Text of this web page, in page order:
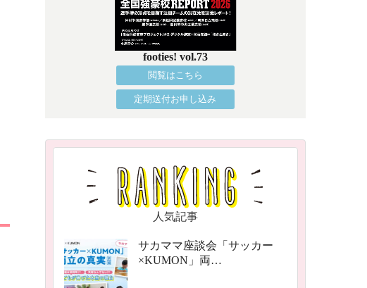
footies! vol.73
閲覧はこちら
定期送付お申し込み
人気記事
サカママ座談会「サッカー
×KUMON」両…